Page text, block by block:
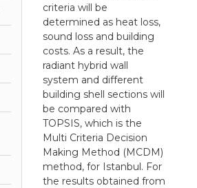
criteria will be
determined as heat loss,
sound loss and building
costs. As a result, the
radiant hybrid wall
system and different
building shell sections will
be compared with
TOPSIS, which is the
Multi Criteria Decision
Making Method (MCDM)
method, for Istanbul. For
the results obtained from